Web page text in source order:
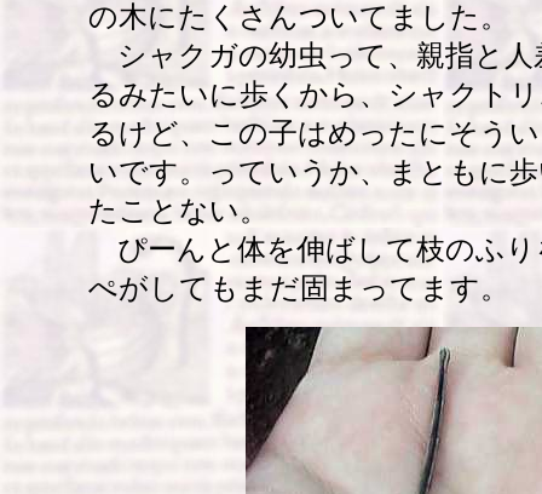
の木にたくさんついてました。
シャクガの幼虫って、親指と人
るみたいに歩くから、シャクト
るけど、この子はめったにそう
いです。っていうか、まともに
たことない。
ぴーんと体を伸ばして枝のふ
ぺがしてもまだ固まってます。